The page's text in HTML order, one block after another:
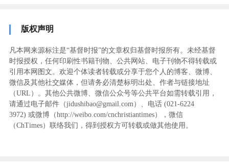
版权声明
凡本网来源标注是“基督时报”的文章权归基督时报所有。未经基督
时报授权，任何印刷性书籍刊物、公共网站、电子刊物不得转载或
引用本网图文。欢迎个体读者转载或分享于您个人的博客、微博、
微信及其他社交媒体，但请务必清楚标明出处、作者与链接地址
（URL）。其他公共微博、微信公众号等公共平台如需转载引用，
请通过电子邮件（jidushibao@gmail.com）、电话 (021-6224
3972) ‬或微博（http://weibo.com/cnchristiantimes），微信
（ChTimes）联络我们，得到授权方可转载或做其他使用。